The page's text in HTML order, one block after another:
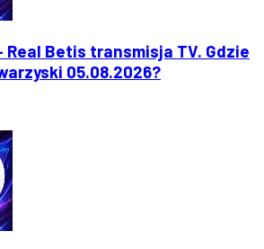
Real Betis transmisja TV. Gdzie
05.08.2026?